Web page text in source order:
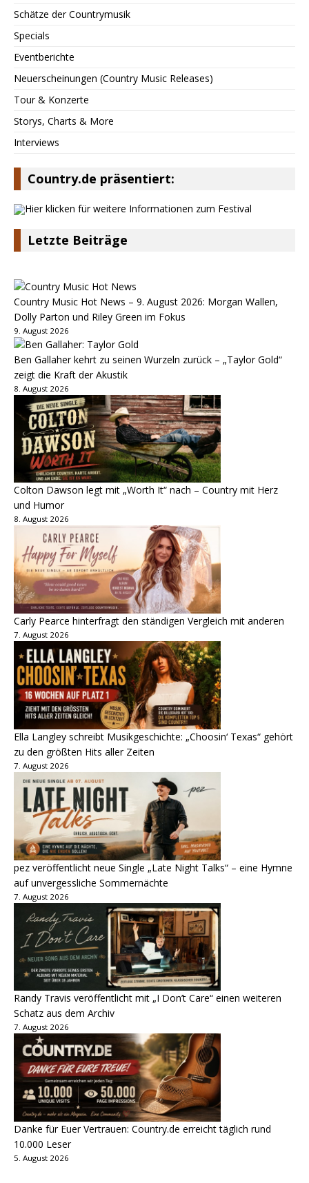
Schätze der Countrymusik
Specials
Eventberichte
Neuerscheinungen (Country Music Releases)
Tour & Konzerte
Storys, Charts & More
Interviews
Country.de präsentiert:
Letzte Beiträge
Country Music Hot News – 9. August 2026: Morgan Wallen,
Dolly Parton und Riley Green im Fokus
9. August 2026
Ben Gallaher kehrt zu seinen Wurzeln zurück – „Taylor Gold“
zeigt die Kraft der Akustik
8. August 2026
Colton Dawson legt mit „Worth It“ nach – Country mit Herz
und Humor
8. August 2026
Carly Pearce hinterfragt den ständigen Vergleich mit anderen
7. August 2026
Ella Langley schreibt Musikgeschichte: „Choosin‘ Texas“ gehört
zu den größten Hits aller Zeiten
7. August 2026
pez veröffentlicht neue Single „Late Night Talks“ – eine Hymne
auf unvergessliche Sommernächte
7. August 2026
Randy Travis veröffentlicht mit „I Don’t Care“ einen weiteren
Schatz aus dem Archiv
7. August 2026
Danke für Euer Vertrauen: Country.de erreicht täglich rund
10.000 Leser
5. August 2026